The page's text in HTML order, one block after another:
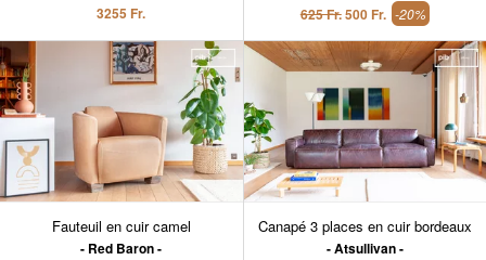
3255 Fr.
625 Fr.500 Fr. -20%
Fauteuil en cuir camel
Red Baron
Canapé 3 places en cuir bordeaux
Atsullivan